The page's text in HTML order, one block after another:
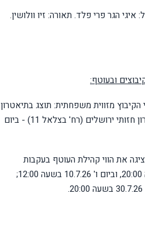
הגר פרי פלד. תאורה: זיו וולושין.
ובעוטף:
מזווית משפחתית: תוצג בתיאטרון
הבית ת"א-יפו (מתחם ניסן נתיב, רח' נועם 5) - ביום ג' 7.7.26 בשעה 17:00; ובביה"ס לתיאטרון חזותי ירושלים (רח' בצלאל 11) - ביום
את הווי קהילת העוטף בעקבות
ה-7.10: תוצג בתיאטרון הבית ת"א-יפו (מתחם ניסן נתיב, רח' נועם 5) - ביום ה' 9.7.26 בשעה 20:00, וביום ו' 10.7.26 בשעה 12:00;